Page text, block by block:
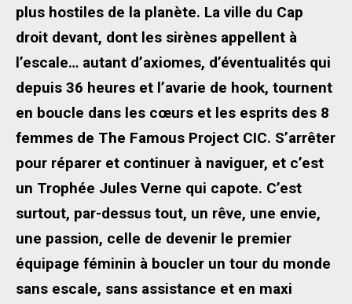
plus hostiles de la planète. La ville du Cap
droit devant, dont les sirènes appellent à
l’escale… autant d’axiomes, d’éventualités qui
depuis 36 heures et l’avarie de hook, tournent
en boucle dans les cœurs et les esprits des 8
femmes de The Famous Project CIC. S’arrêter
pour réparer et continuer à naviguer, et c’est
un Trophée Jules Verne qui capote. C’est
surtout, par-dessus tout, un rêve, une envie,
une passion, celle de devenir le premier
équipage féminin à boucler un tour du monde
sans escale, sans assistance et en maxi